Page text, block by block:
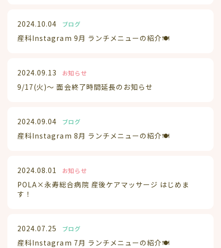
2024.10.04 ブログ
産科Instagram 9月 ランチメニューの紹介🍽️
2024.09.13 お知らせ
9/17(火)～ 面会終了時間延長のお知らせ
2024.09.04 ブログ
産科Instagram 8月 ランチメニューの紹介🍽️
2024.08.01 お知らせ
POLA×永寿総合病院 産後ケアマッサージ はじめま
す！
2024.07.25 ブログ
産科Instagram 7月 ランチメニューの紹介🍽️